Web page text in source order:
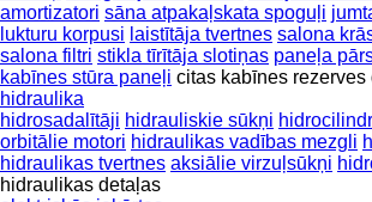
amortizatori sāna atpakaļskata spoguļi
lukturu korpusi laistītāja tvertnes salona
salona filtri stikla tīrītāja slotiņas paneļa
kabīnes stūra paneļi citas kabīnes rezerves
hidraulika
hidrosadalītāji hidrauliskie sūkņi
orbitālie motori hidraulikas vadības mezgli
hidraulikas tvertnes aksiālie virzuļsūkņi
hidraulikas detaļas